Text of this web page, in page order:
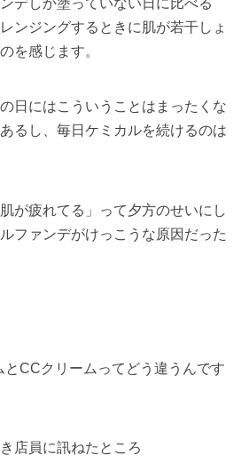
デしか塗っていない日に比べる
ンジングするときに肌が若干しょ
を感じます。
日にはこういうことはまったくな
るし、毎日ケミカルを続けるのは
が疲れてる」って夕方のせいにし
ファンデがけっこうな原因だった
とCCクリームってどう違うんです
店員に訊ねたところ